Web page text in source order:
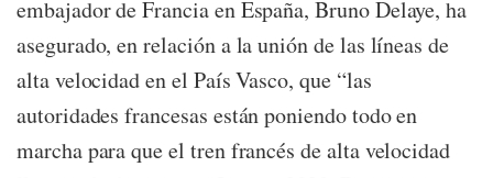
embajador de Francia en España, Bruno Delaye, ha
asegurado, en relación a la unión de las líneas de
alta velocidad en el País Vasco, que “las
autoridades francesas están poniendo todo en
marcha para que el tren francés de alta velocidad